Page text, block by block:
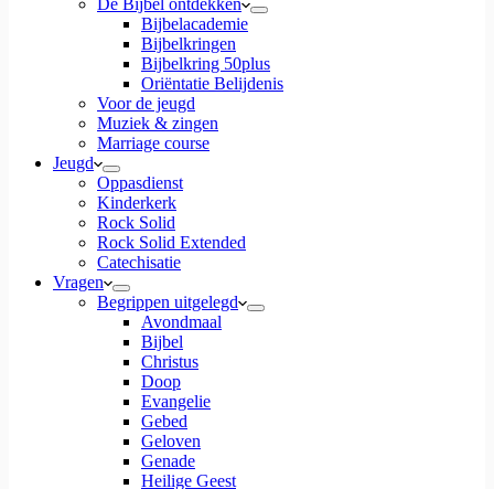
De Bijbel ontdekken
Bijbelacademie
Bijbelkringen
Bijbelkring 50plus
Oriëntatie Belijdenis
Voor de jeugd
Muziek & zingen
Marriage course
Jeugd
Oppasdienst
Kinderkerk
Rock Solid
Rock Solid Extended
Catechisatie
Vragen
Begrippen uitgelegd
Avondmaal
Bijbel
Christus
Doop
Evangelie
Gebed
Geloven
Genade
Heilige Geest